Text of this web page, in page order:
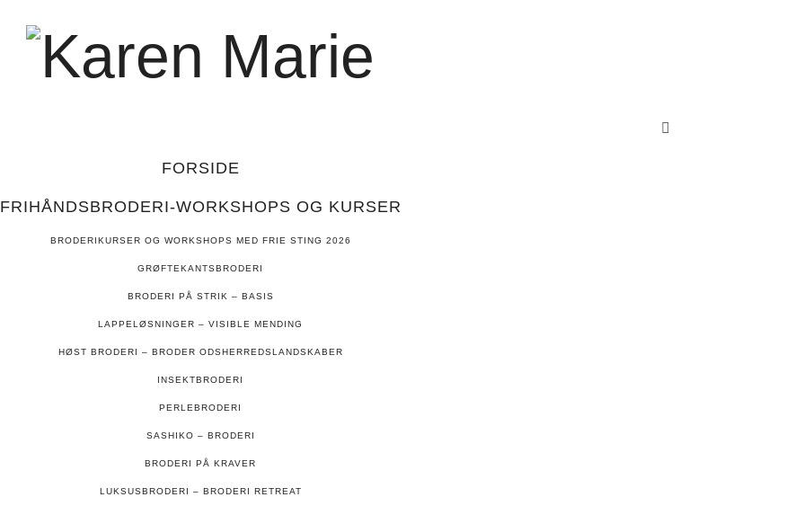
Karen
FORSIDE
FRIHÅNDSBRODERI-WORKSHOPS OG KURSER
BRODERIKURSER OG WORKSHOPS MED FRIE STING 2026
GRØFTEKANTSBRODERI
BRODERI PÅ STRIK – BASIS
LAPPELØSNINGER – VISIBLE MENDING
HØST BRODERI – BRODER ODSHERREDSLANDSKABER
INSEKTBRODERI
PERLEBRODERI
SASHIKO – BRODERI
BRODERI PÅ KRAVER
LUKSUSBRODERI – BRODERI RETREAT